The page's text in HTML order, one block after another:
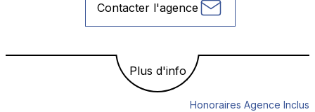
Contacter l'agence
Plus d'info
Honoraires Agence Inclus